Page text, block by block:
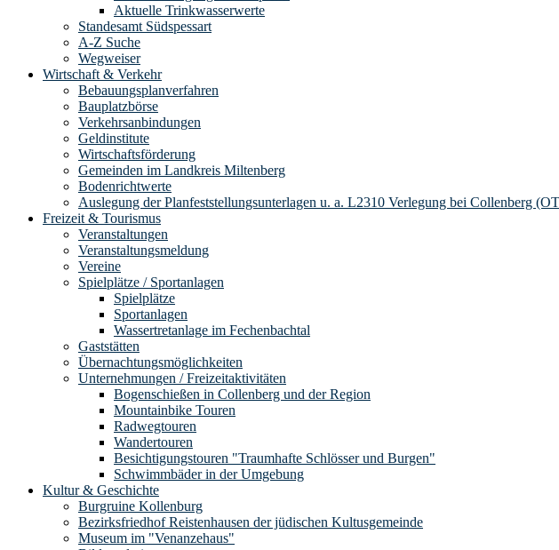
Aktuelle Trinkwasserwerte
Standesamt Südspessart
A-Z Suche
Wegweiser
Wirtschaft & Verkehr
Bebauungsplanverfahren
Bauplatzbörse
Verkehrsanbindungen
Geldinstitute
Wirtschaftsförderung
Gemeinden im Landkreis Miltenberg
Bodenrichtwerte
Auslegung der Planfeststellungsunterlagen u. a. L2310 Verlegung bei Collenberg
Freizeit & Tourismus
Veranstaltungen
Veranstaltungsmeldung
Vereine
Spielplätze / Sportanlagen
Spielplätze
Sportanlagen
Wassertretanlage im Fechenbachtal
Gaststätten
Übernachtungsmöglichkeiten
Unternehmungen / Freizeitaktivitäten
Bogenschießen in Collenberg und der Region
Mountainbike Touren
Radwegtouren
Wandertouren
Besichtigungstouren "Traumhafte Schlösser und Burgen"
Schwimmbäder in der Umgebung
Kultur & Geschichte
Burgruine Kollenburg
Bezirksfriedhof Reistenhausen der jüdischen Kultusgemeinde
Museum im "Venanzehaus"